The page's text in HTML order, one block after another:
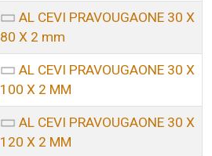
AL CEVI PRAVOUGAONE 30 X
80 X 2 mm
AL CEVI PRAVOUGAONE 30 X
100 X 2 MM
AL CEVI PRAVOUGAONE 30 X
120 X 2 MM